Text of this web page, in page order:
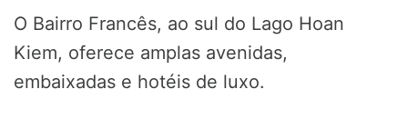
O Bairro Francês, ao sul do Lago Hoan
Kiem, oferece amplas avenidas,
embaixadas e hotéis de luxo.